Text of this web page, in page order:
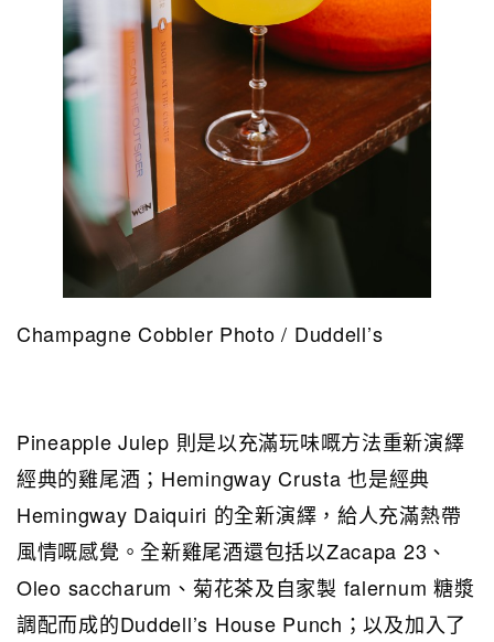
Champagne Cobbler Photo / Duddell’s
Pineapple Julep 則是以充滿玩味嘅方法重新演繹
經典的雞尾酒；Hemingway Crusta 也是經典
Hemingway Daiquiri 的全新演繹，給人充滿熱帶
風情嘅感覺。全新雞尾酒還包括以Zacapa 23、
Oleo saccharum、菊花茶及自家製 falernum 糖漿
調配而成的Duddell’s House Punch；以及加入了